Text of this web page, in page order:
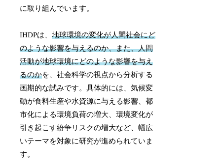
に取り組んでいます。
IHDPは、地球環境の変化が人間社会にど
のような影響を与えるのか、また、人間
活動が地球環境にどのような影響を与え
るのかを、社会科学の視点から分析する
画期的な試みです。具体的には、気候変
動が食料生産や水資源に与える影響、都
市化による環境負荷の増大、環境変化が
引き起こす紛争リスクの増大など、幅広
いテーマを対象に研究が進められていま
す。